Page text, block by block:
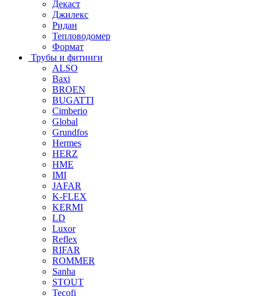
Декаст
Джилекс
Ридан
Тепловодомер
Формат
Трубы и фитинги
ALSO
Baxi
BROEN
BUGATTI
Cimberio
Global
Grundfos
Hermes
HERZ
HME
IMI
JAFAR
K-FLEX
KERMI
LD
Luxor
Reflex
RIFAR
ROMMER
Sanha
STOUT
Tecofi